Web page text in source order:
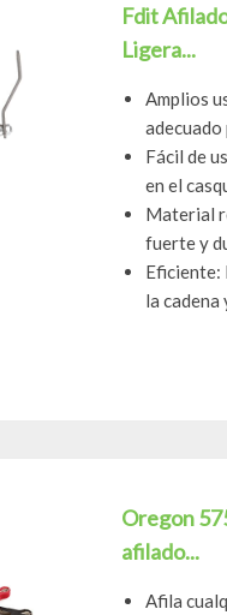
Fdit
Ligera...
Amplios
Fácil de
en el
Material
fuerte y
Eficiente:
la
Oregon
afilado...
Afila